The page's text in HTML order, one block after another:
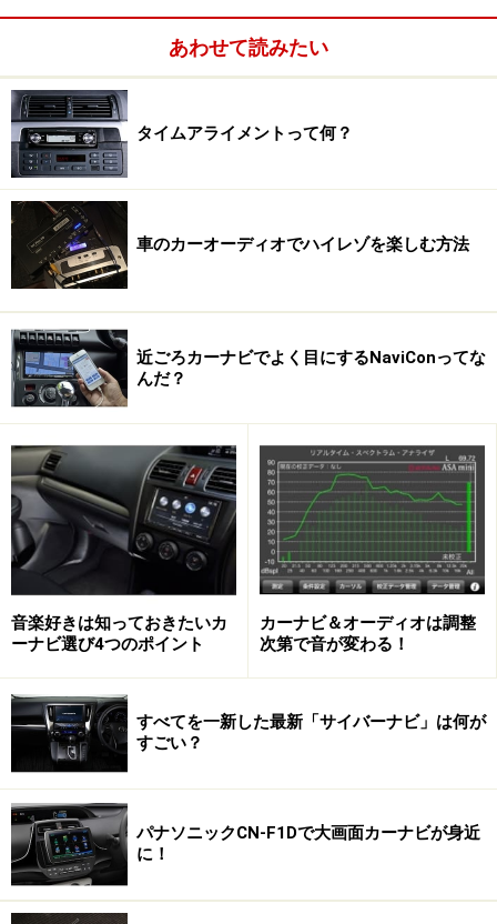
交通取締通知はオービスの取締の場所がわかる
った情報を、ユーザー間で共有できるアプリ。オービス
やNシステムの場所も、地図上で確認できる。音声や警
告音による注意喚起もあり。メールで情報を受け取るこ
とも可能だ。iPhone用の早耳ドライブProは、開発中の
新早耳ドライブがリリースされるまで無料（通常350
円）となっているが、2012年10月以来、更新が止まって
いる（交通情報は常に更新されている）ので、無料で使
いたいなら今のうちだ。なおiPad用は早耳ドライブHD、
Android用は早耳ドライブ 2.3.3-オービス・検問・取り締
まり情報共有という名前で、無料で提供されている。
あわせて読みたい
タイムアライメントって何？
車のカーオーディオでハイレゾを楽しむ方法
近ごろカーナビでよく目にするNaviConってな
んだ？
音楽好きは知っておきたいカ
ーナビ選び4つのポイント
カーナビ＆オーディオは調整
次第で音が変わる！
すべてを一新した最新「サイバーナビ」は何が
すごい？
パナソニックCN-F1Dで大画面カーナビが身近
に！